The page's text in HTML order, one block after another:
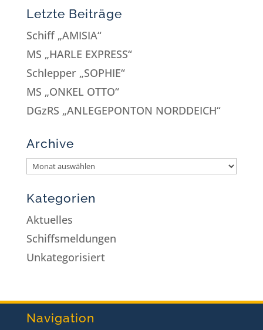
Letzte Beiträge
Schiff „AMISIA“
MS „HARLE EXPRESS“
Schlepper „SOPHIE“
MS „ONKEL OTTO“
DGzRS „ANLEGEPONTON NORDDEICH“
Archive
Kategorien
Aktuelles
Schiffsmeldungen
Unkategorisiert
Navigation